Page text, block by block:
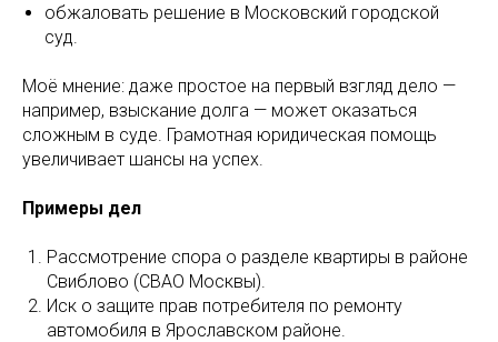
обжаловать решение в Московский городской
суд.
Моё мнение: даже простое на первый взгляд дело —
например, взыскание долга — может оказаться
сложным в суде. Грамотная юридическая помощь
увеличивает шансы на успех.
Примеры дел
Рассмотрение спора о разделе квартиры в районе
Свиблово (СВАО Москвы).
Иск о защите прав потребителя по ремонту
автомобиля в Ярославском районе.